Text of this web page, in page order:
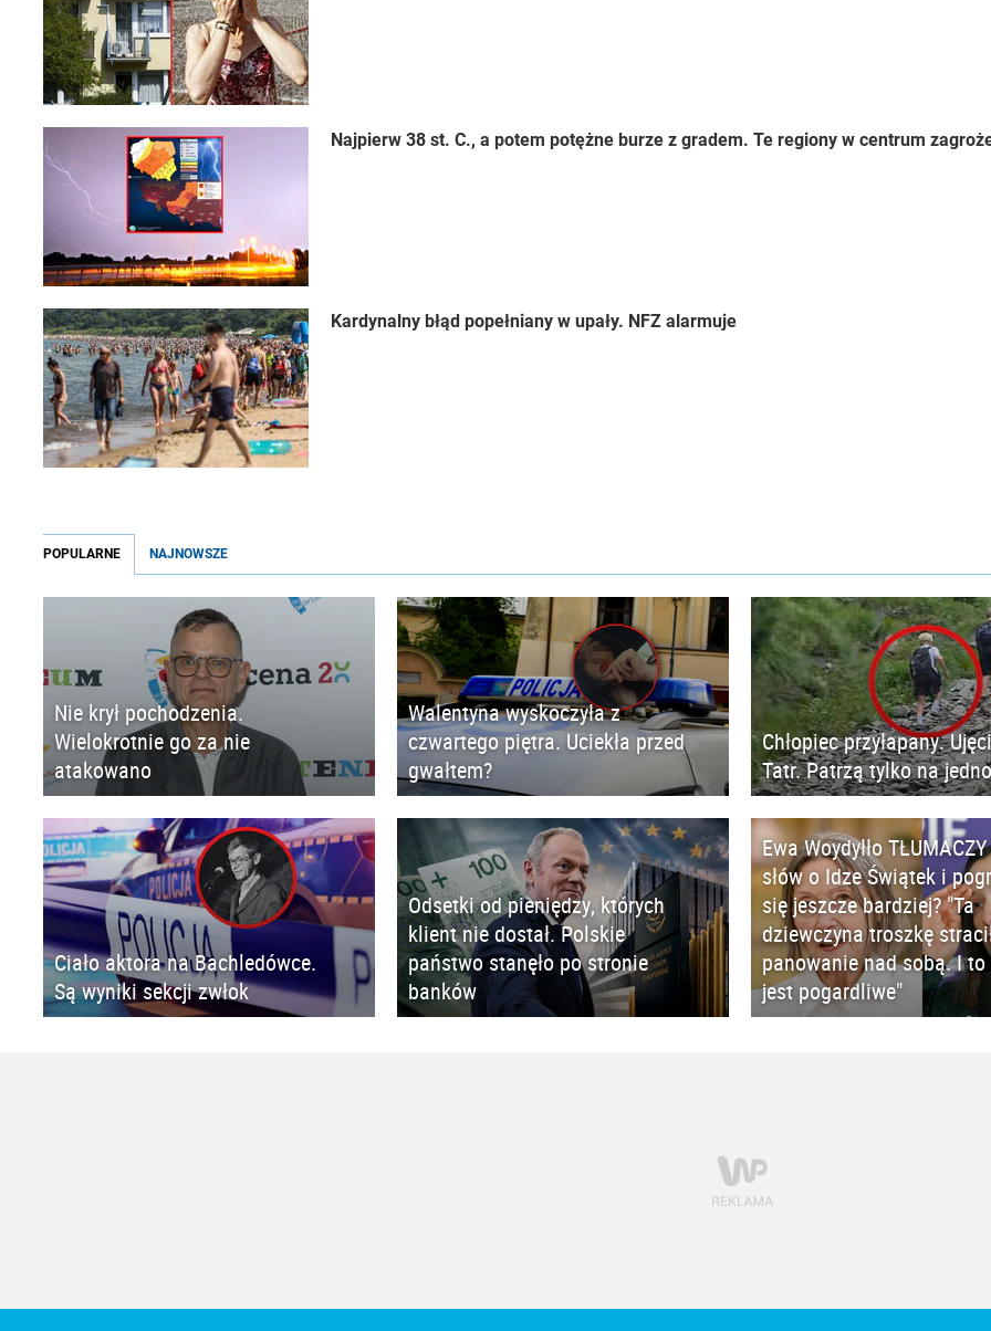
Najpierw 38 st. C., a potem potężne burze z gradem. Te regiony w centrum
Kardynalny błąd popełniany w upały. NFZ alarmuje
POPULARNE NAJNOWSZE
Nie krył pochodzenia.
Wielokrotnie go za nie
atakowano
Walentyna wyskoczyła z
czwartego piętra. Uciekła przed
gwałtem?
Chłopiec przyłapany.
Tatr. Patrzą tylko na jedno
Ciało aktora na Bachledówce.
Są wyniki sekcji zwłok
Odsetki od pieniędzy, których
klient nie dostał. Polskie
państwo stanęło po stronie
banków
Ewa Woydyłło
słów o Idze Świątek i
się jeszcze bardziej? "Ta
dziewczyna troszkę
panowanie nad sobą. I
jest pogardliwe"